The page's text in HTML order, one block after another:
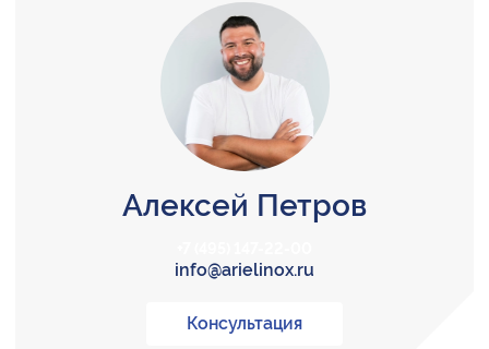
Алексей Петров
info@arielinox.ru
Консультация